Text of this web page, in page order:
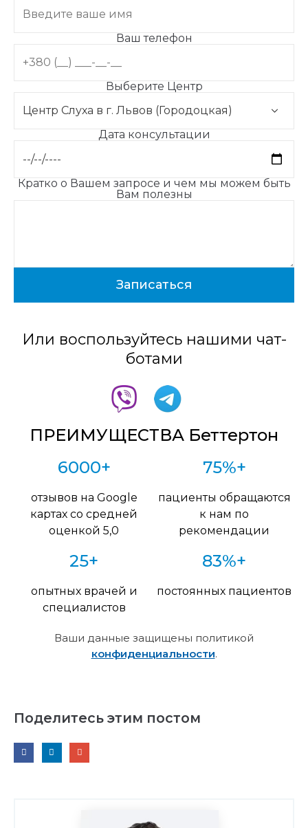
Ваш телефон
Выберите Центр
Дата консультации
Кратко о Вашем запросе и чем мы можем быть
Вам полезны
Или воспользуйтесь нашими чат-
ботами
ПРЕИМУЩЕСТВА Беттертон
6000+
отзывов на Google
картах со средней
оценкой 5,0
75%+
пациенты обращаются
к нам по
рекомендации
25+
опытных врачей и
специалистов
83%+
постоянных пациентов
Ваши данные защищены политикой
конфиденциальности.
Поделитесь этим постом